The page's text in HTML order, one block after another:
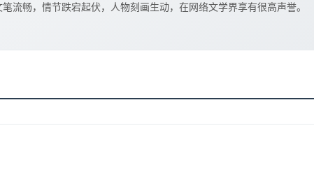
流畅，情节跌宕起伏，人物刻画生动，在网络文学界享有很高声誉。